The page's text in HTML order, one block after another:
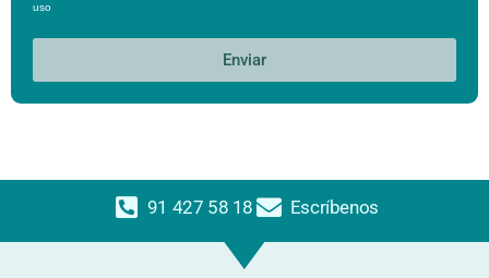
uso
Enviar
91 427 58 18 Escríbenos